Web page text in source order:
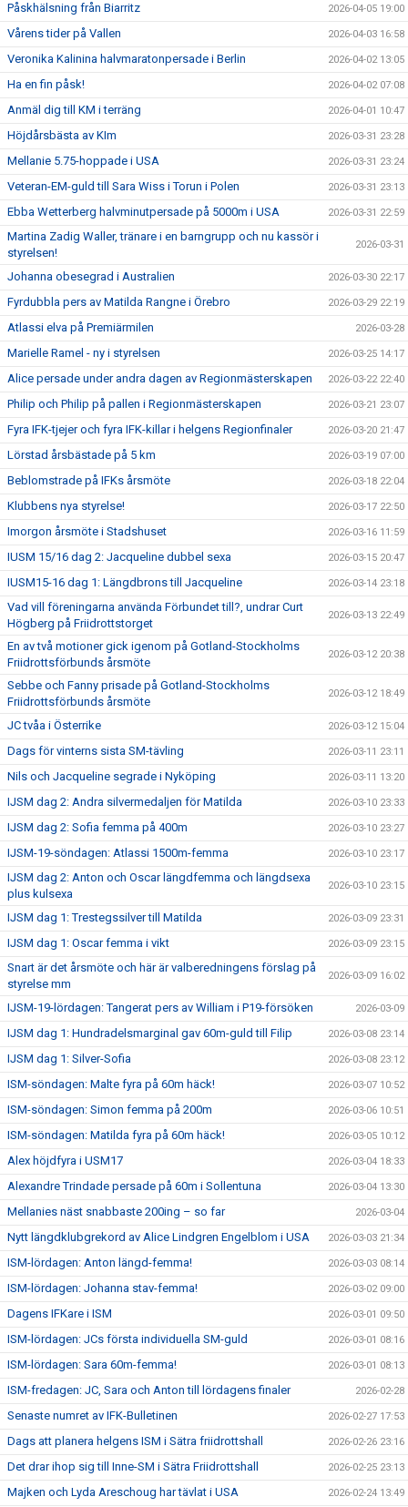
Påskhälsning från Biarritz 2026-04-05 19:00
Vårens tider på Vallen 2026-04-03 16:58
Veronika Kalinina halvmaratonpersade i Berlin 2026-04-02 13:05
Ha en fin påsk! 2026-04-02 07:08
Anmäl dig till KM i terräng 2026-04-01 10:47
Höjdårsbästa av KIm 2026-03-31 23:28
Mellanie 5.75-hoppade i USA 2026-03-31 23:24
Veteran-EM-guld till Sara Wiss i Torun i Polen 2026-03-31 23:13
Ebba Wetterberg halvminutpersade på 5000m i USA 2026-03-31 22:59
Martina Zadig Waller, tränare i en barngrupp och nu kassör i
styrelsen!
2026-03-31
Johanna obesegrad i Australien 2026-03-30 22:17
Fyrdubbla pers av Matilda Rangne i Örebro 2026-03-29 22:19
Atlassi elva på Premiärmilen 2026-03-28
Marielle Ramel - ny i styrelsen 2026-03-25 14:17
Alice persade under andra dagen av Regionmästerskapen 2026-03-22 22:40
Philip och Philip på pallen i Regionmästerskapen 2026-03-21 23:07
Fyra IFK-tjejer och fyra IFK-killar i helgens Regionfinaler 2026-03-20 21:47
Lörstad årsbästade på 5 km 2026-03-19 07:00
Beblomstrade på IFKs årsmöte 2026-03-18 22:04
Klubbens nya styrelse! 2026-03-17 22:50
Imorgon årsmöte i Stadshuset 2026-03-16 11:59
IUSM 15/16 dag 2: Jacqueline dubbel sexa 2026-03-15 20:47
IUSM15-16 dag 1: Längdbrons till Jacqueline 2026-03-14 23:18
Vad vill föreningarna använda Förbundet till?, undrar Curt
Högberg på Friidrottstorget
2026-03-13 22:49
En av två motioner gick igenom på Gotland-Stockholms
Friidrottsförbunds årsmöte
2026-03-12 20:38
Sebbe och Fanny prisade på Gotland-Stockholms
Friidrottsförbunds årsmöte
2026-03-12 18:49
JC tvåa i Österrike 2026-03-12 15:04
Dags för vinterns sista SM-tävling 2026-03-11 23:11
Nils och Jacqueline segrade i Nyköping 2026-03-11 13:20
IJSM dag 2: Andra silvermedaljen för Matilda 2026-03-10 23:33
IJSM dag 2: Sofia femma på 400m 2026-03-10 23:27
IJSM-19-söndagen: Atlassi 1500m-femma 2026-03-10 23:17
IJSM dag 2: Anton och Oscar längdfemma och längdsexa
plus kulsexa
2026-03-10 23:15
IJSM dag 1: Trestegssilver till Matilda 2026-03-09 23:31
IJSM dag 1: Oscar femma i vikt 2026-03-09 23:15
Snart är det årsmöte och här är valberedningens förslag på
styrelse mm
2026-03-09 16:02
IJSM-19-lördagen: Tangerat pers av William i P19-försöken 2026-03-09
IJSM dag 1: Hundradelsmarginal gav 60m-guld till Filip 2026-03-08 23:14
IJSM dag 1: Silver-Sofia 2026-03-08 23:12
ISM-söndagen: Malte fyra på 60m häck! 2026-03-07 10:52
ISM-söndagen: Simon femma på 200m 2026-03-06 10:51
ISM-söndagen: Matilda fyra på 60m häck! 2026-03-05 10:12
Alex höjdfyra i USM17 2026-03-04 18:33
Alexandre Trindade persade på 60m i Sollentuna 2026-03-04 13:30
Mellanies näst snabbaste 200ing – so far 2026-03-04
Nytt längdklubgrekord av Alice Lindgren Engelblom i USA 2026-03-03 21:34
ISM-lördagen: Anton längd-femma! 2026-03-03 08:14
ISM-lördagen: Johanna stav-femma! 2026-03-02 09:00
Dagens IFKare i ISM 2026-03-01 09:50
ISM-lördagen: JCs första individuella SM-guld 2026-03-01 08:16
ISM-lördagen: Sara 60m-femma! 2026-03-01 08:13
ISM-fredagen: JC, Sara och Anton till lördagens finaler 2026-02-28
Senaste numret av IFK-Bulletinen 2026-02-27 17:53
Dags att planera helgens ISM i Sätra friidrottshall 2026-02-26 23:16
Det drar ihop sig till Inne-SM i Sätra Friidrottshall 2026-02-25 23:13
Majken och Lyda Areschoug har tävlat i USA 2026-02-24 13:49